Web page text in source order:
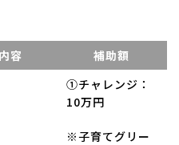
容 補助額
①チャレンジ：
10万円
※子育てグリー